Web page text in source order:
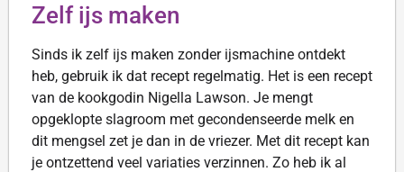
Zelf ijs maken
Sinds ik zelf ijs maken zonder ijsmachine ontdekt
heb, gebruik ik dat recept regelmatig. Het is een recept
van de kookgodin Nigella Lawson. Je mengt
opgeklopte slagroom met gecondenseerde melk en
dit mengsel zet je dan in de vriezer. Met dit recept kan
je ontzettend veel variaties verzinnen. Zo heb ik al